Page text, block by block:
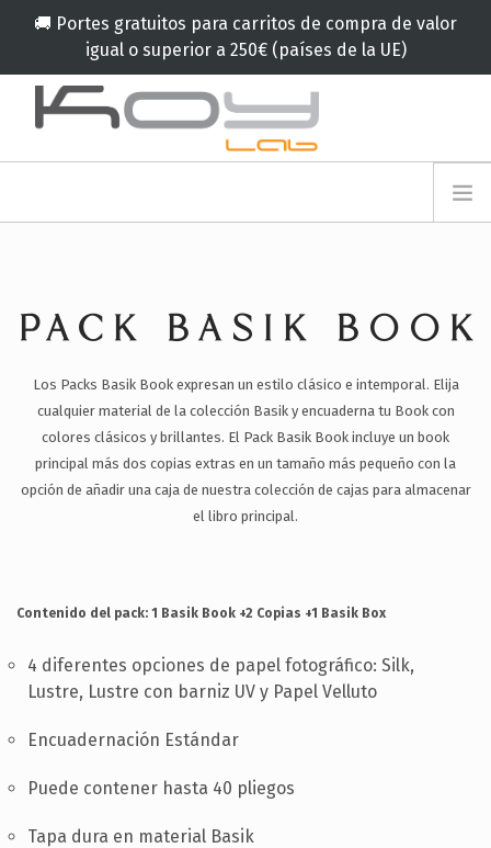
🚚 Portes gratuitos para carritos de compra de valor
igual o superior a 250€ (países de la UE)
COLABORADORES
SERVICIOS
BLOG
SOPORTE
PACK BASIK BOOK
Los Packs Basik Book expresan un estilo clásico e intemporal. Elija
cualquier material de la colección Basik y encuaderna tu Book con
colores clásicos y brillantes. El Pack Basik Book incluye un book
principal más dos copias extras en un tamaño más pequeño con la
opción de añadir una caja de nuestra colección de cajas para almacenar
el libro principal.
Contenido del pack: 1 Basik Book +2 Copias +1 Basik Box
4 diferentes opciones de papel fotográfico: Silk,
Lustre, Lustre con barniz UV y Papel Velluto
Encuadernación Estándar
Puede contener hasta 40 pliegos
Tapa dura en material Basik